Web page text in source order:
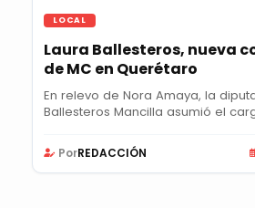
LOCAL
Laura Ballesteros, nueva
de MC en Querétaro
En relevo de Nora Amaya, la
Ballesteros Mancilla asumió el
PorREDACCIÓN